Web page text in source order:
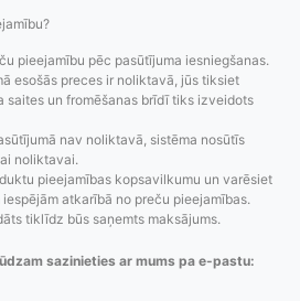
Visi pieejamie
piegādes veidi un
to izmaksas bez
izveides.
pieejamību pēc pasūtījuma iesniegšanas.
esošās preces ir noliktavā, jūs tiksiet
saites un fromēšanas brīdī tiks izveidots
nav noliktavā, sistēma nosūtīs
noliktavai.
pieejamības kopsavilkumu un varēsiet
atkarībā no preču pieejamības.
tiklīdz būs saņemts maksājums.
sazinieties ar mums pa e-pastu: